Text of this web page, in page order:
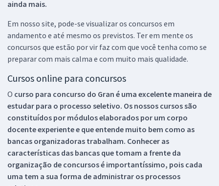
ainda mais.
Em nosso site, pode-se visualizar os concursos em
andamento e até mesmo os previstos. Ter em mente os
concursos que estão por vir faz com que você tenha como se
preparar com mais calma e com muito mais qualidade.
Cursos online para concursos
O curso para concurso do Gran é uma excelente maneira de
estudar para o processo seletivo. Os nossos cursos são
constituídos por módulos elaborados por um corpo
docente experiente e que entende muito bem como as
bancas organizadoras trabalham. Conhecer as
características das bancas que tomam a frente da
organização de concursos é importantíssimo, pois cada
uma tem a sua forma de administrar os processos